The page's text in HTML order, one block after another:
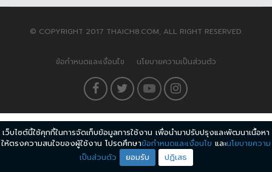
© COPYRIGHT 2017 THAICH8.COM, ALL RIGHT RESERVED.
ข้อกำหนดและเงื่อนไข นโยบายความเป็นส่วนตัว
เว็บไซต์นี้ใช้คุกกี้ในการจัดเก็บข้อมูลการใช้งาน เพื่อนำมาปรับปรุงและพัฒนาเนื้อหา
ให้ตรงความสนใจของผู้ใช้งาน โปรดศึกษาข้อกำหนดและเงื่อนไข และนโยบายความ
เป็นส่วนตัว
ยอมรับ ปฏิเสธ